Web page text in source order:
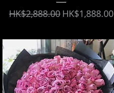
Regular Price
HK$2,888.00Sale Price
HK$1,888.00